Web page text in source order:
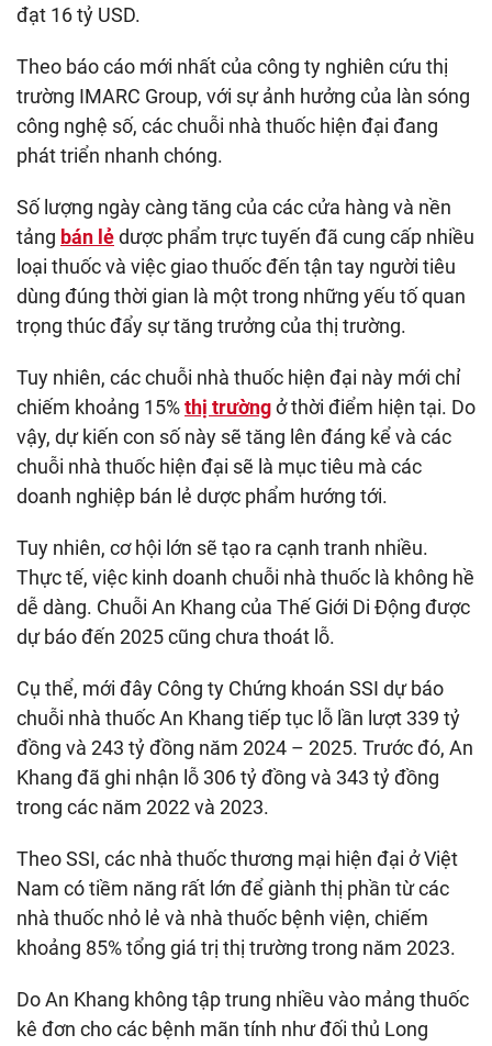
đạt 16 tỷ USD.
Theo báo cáo mới nhất của công ty nghiên cứu thị
trường IMARC Group, với sự ảnh hưởng của làn sóng
công nghệ số, các chuỗi nhà thuốc hiện đại đang
phát triển nhanh chóng.
Số lượng ngày càng tăng của các cửa hàng và nền
tảng bán lẻdược phẩm trực tuyến đã cung cấp nhiều
loại thuốc và việc giao thuốc đến tận tay người tiêu
dùng đúng thời gian là một trong những yếu tố quan
trọng thúc đẩy sự tăng trưởng của thị trường.
Tuy nhiên, các chuỗi nhà thuốc hiện đại này mới chỉ
chiếm khoảng 15%thị trườngở thời điểm hiện tại. Do
vậy, dự kiến con số này sẽ tăng lên đáng kể và các
chuỗi nhà thuốc hiện đại sẽ là mục tiêu mà các
doanh nghiệp bán lẻ dược phẩm hướng tới.
Tuy nhiên, cơ hội lớn sẽ tạo ra cạnh tranh nhiều.
Thực tế, việc kinh doanh chuỗi nhà thuốc là không hề
dễ dàng. Chuỗi An Khang của Thế Giới Di Động được
dự báo đến 2025 cũng chưa thoát lỗ.
Cụ thể, mới đây Công ty Chứng khoán SSI dự báo
chuỗi nhà thuốc An Khang tiếp tục lỗ lần lượt 339 tỷ
đồng và 243 tỷ đồng năm 2024 – 2025. Trước đó, An
Khang đã ghi nhận lỗ 306 tỷ đồng và 343 tỷ đồng
trong các năm 2022 và 2023.
Theo SSI, các nhà thuốc thương mại hiện đại ở Việt
Nam có tiềm năng rất lớn để giành thị phần từ các
nhà thuốc nhỏ lẻ và nhà thuốc bệnh viện, chiếm
khoảng 85% tổng giá trị thị trường trong năm 2023.
Do An Khang không tập trung nhiều vào mảng thuốc
kê đơn cho các bệnh mãn tính như đối thủ Long